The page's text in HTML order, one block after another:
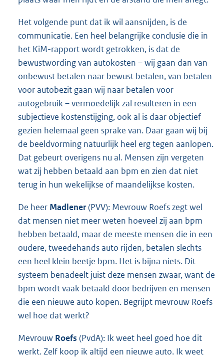
Het volgende punt dat ik wil aansnijden, is de
communicatie. Een heel belangrijke conclusie die in
het KiM-rapport wordt getrokken, is dat de
bewustwording van autokosten – wij gaan dan van
onbewust betalen naar bewust betalen, van betalen
voor autobezit gaan wij naar betalen voor
autogebruik – vermoedelijk zal resulteren in een
subjectieve kostenstijging, ook al is daar objectief
gezien helemaal geen sprake van. Daar gaan wij bij
de beeldvorming natuurlijk heel erg tegen aanlopen.
Dat gebeurt overigens nu al. Mensen zijn vergeten
wat zij hebben betaald aan bpm en zien dat niet
terug in hun wekelijkse of maandelijkse kosten.
De heer Madlener(PVV): Mevrouw Roefs zegt wel
dat mensen niet meer weten hoeveel zij aan bpm
hebben betaald, maar de meeste mensen die in een
oudere, tweedehands auto rijden, betalen slechts
een heel klein beetje bpm. Het is bijna niets. Dit
systeem benadeelt juist deze mensen zwaar, want de
bpm wordt vaak betaald door bedrijven en mensen
die een nieuwe auto kopen. Begrijpt mevrouw Roefs
wel hoe dat werkt?
Mevrouw Roefs (PvdA): Ik weet heel goed hoe dit
werkt. Zelf koop ik altijd een nieuwe auto. Ik weet